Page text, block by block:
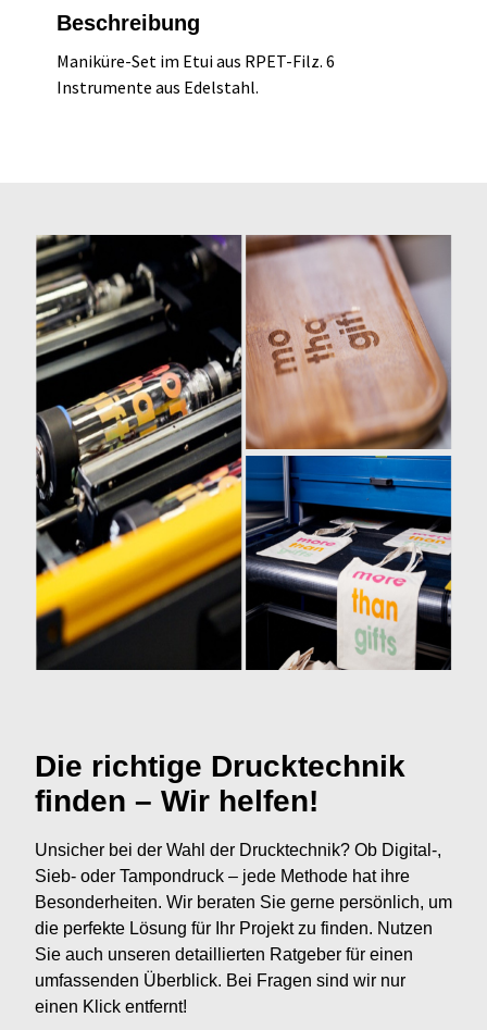
Beschreibung
Maniküre-Set im Etui aus RPET-Filz. 6
Instrumente aus Edelstahl.
Die richtige Drucktechnik
finden – Wir helfen!
Unsicher bei der Wahl der Drucktechnik? Ob Digital-,
Sieb- oder Tampondruck – jede Methode hat ihre
Besonderheiten. Wir beraten Sie gerne persönlich, um
die perfekte Lösung für Ihr Projekt zu finden. Nutzen
Sie auch unseren detaillierten Ratgeber für einen
umfassenden Überblick. Bei Fragen sind wir nur
einen Klick entfernt!